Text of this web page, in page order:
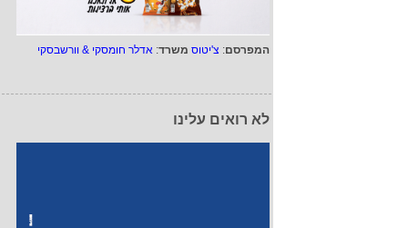
המפרסם: צ'יטוס משרד: אדלר חומסקי & וורשבסקי
לא רואים עלינו